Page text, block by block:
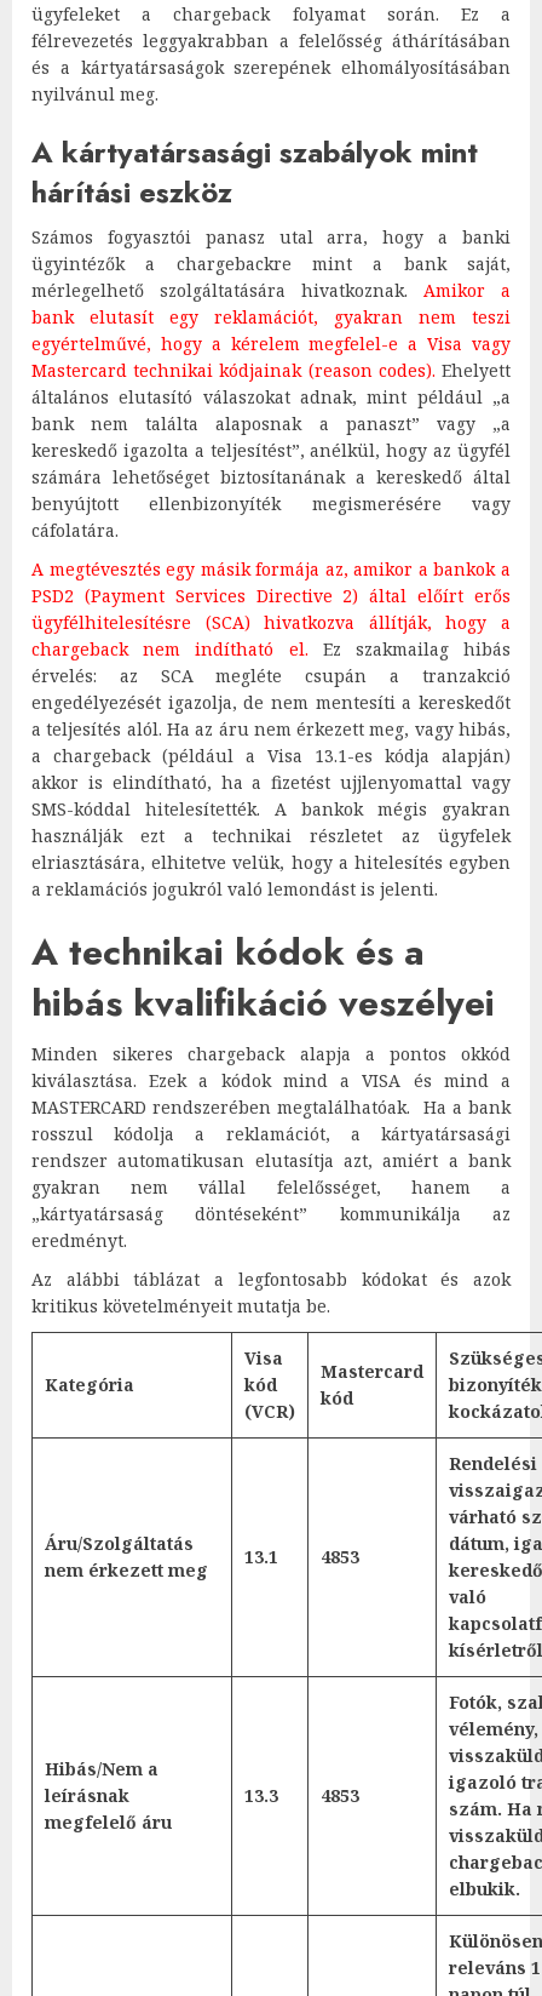
ügyfeleket a chargeback folyamat során. Ez a
félrevezetés leggyakrabban a felelősség áthárításában
és a kártyatársaságok szerepének elhomályosításában
nyilvánul meg.
A kártyatársasági szabályok mint
hárítási eszköz
Számos fogyasztói panasz utal arra, hogy a banki
ügyintézők a chargebackre mint a bank saját,
mérlegelhető szolgáltatására hivatkoznak. Amikor a
bank elutasít egy reklamációt, gyakran nem teszi
egyértelművé, hogy a kérelem megfelel-e a Visa vagy
Mastercard technikai kódjainak (reason codes). Ehelyett
általános elutasító válaszokat adnak, mint például „a
bank nem találta alaposnak a panaszt” vagy „a
kereskedő igazolta a teljesítést”, anélkül, hogy az ügyfél
számára lehetőséget biztosítanának a kereskedő által
benyújtott ellenbizonyíték megismerésére vagy
cáfolatára.
A megtévesztés egy másik formája az, amikor a bankok a
PSD2 (Payment Services Directive 2) által előírt erős
ügyfélhitelesítésre (SCA) hivatkozva állítják, hogy a
chargeback nem indítható el. Ez szakmailag hibás
érvelés: az SCA megléte csupán a tranzakció
engedélyezését igazolja, de nem mentesíti a kereskedőt
a teljesítés alól. Ha az áru nem érkezett meg, vagy hibás,
a chargeback (például a Visa 13.1-es kódja alapján)
akkor is elindítható, ha a fizetést ujjlenyomattal vagy
SMS-kóddal hitelesítették. A bankok mégis gyakran
használják ezt a technikai részletet az ügyfelek
elriasztására, elhitetve velük, hogy a hitelesítés egyben
a reklamációs jogukról való lemondást is jelenti.
A technikai kódok és a
hibás kvalifikáció veszélyei
Minden sikeres chargeback alapja a pontos okkód
kiválasztása. Ezek a kódok mind a VISA és mind a
MASTERCARD rendszerében megtalálhatóak. Ha a bank
rosszul kódolja a reklamációt, a kártyatársasági
rendszer automatikusan elutasítja azt, amiért a bank
gyakran nem vállal felelősséget, hanem a
„kártyatársaság döntéseként” kommunikálja az
eredményt.
Az alábbi táblázat a legfontosabb kódokat és azok
kritikus követelményeit mutatja be.
Kategória
Visa
kód
(VCR)
Mastercard
kód
Áru/Szolgáltatás
nem érkezett meg
13.1 4853
Rendelési
várható
dátum,
való
Hibás/Nem a
leírásnak
megfelelő áru
13.3 4853
Fotók,
vélemény,
igazoló
szám. Ha
elbukik.
Különösen
releváns